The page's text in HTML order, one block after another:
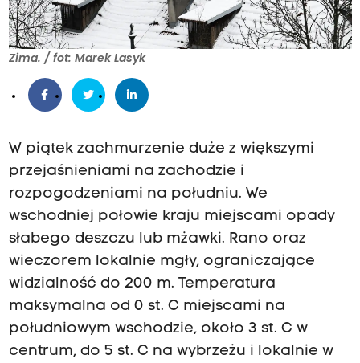
Zima. / fot: Marek Lasyk
W piątek zachmurzenie duże z większymi
przejaśnieniami na zachodzie i
rozpogodzeniami na południu. We
wschodniej połowie kraju miejscami opady
słabego deszczu lub mżawki. Rano oraz
wieczorem lokalnie mgły, ograniczające
widzialność do 200 m. Temperatura
maksymalna od 0 st. C miejscami na
południowym wschodzie, około 3 st. C w
centrum, do 5 st. C na wybrzeżu i lokalnie w